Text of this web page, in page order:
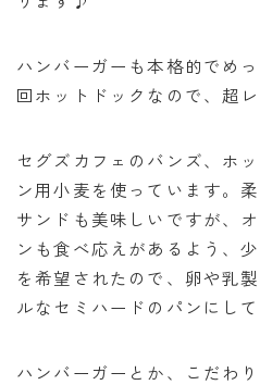
ハンバーガーも本格的でめ
回ホットドックなので、超
セグズカフェのバンズ、ホ
ン用小麦を使っています。
サンドも美味しいですが、
ンも食べ応えがあるよう、
を希望されたので、卵や乳
ルなセミハードのパンにして
ハンバーガーとか、こだわ